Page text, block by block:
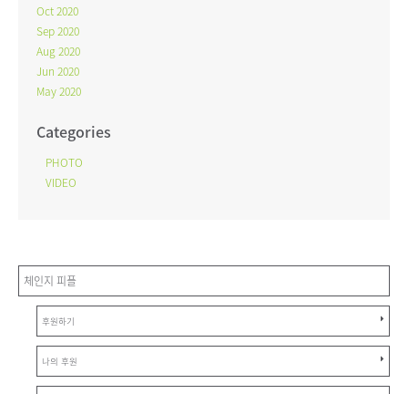
Oct 2020
Sep 2020
Aug 2020
Jun 2020
May 2020
Categories
PHOTO
VIDEO
체인지 피플
후원하기
나의 후원